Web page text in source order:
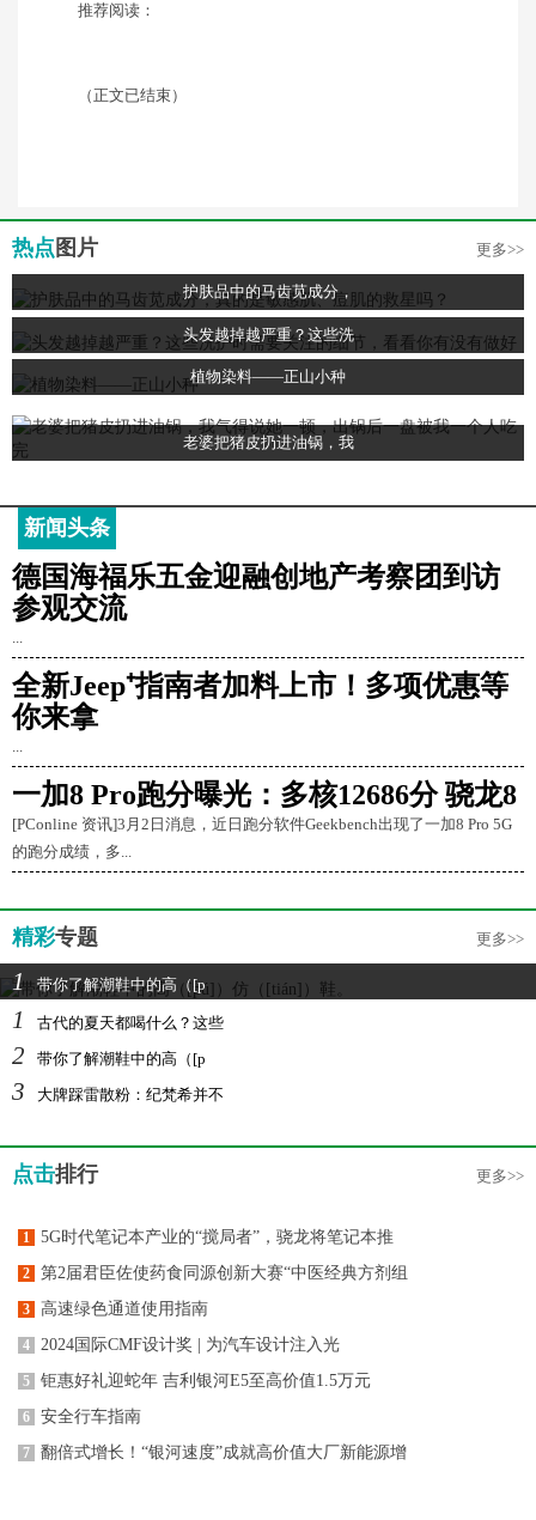
推荐阅读：
（正文已结束）
热点 图片 更多>>
护肤品中的马齿苋成分，
头发越掉越严重？这些洗
植物染料——正山小种
老婆把猪皮扔进油锅，我
新闻头条
德国海福乐五金迎融创地产考察团到访
参观交流
...
全新Jeep⁺指南者加料上市！多项优惠等
你来拿
...
一加8 Pro跑分曝光：多核12686分 骁龙8
[PConline 资讯]3月2日消息，近日跑分软件Geekbench出现了一加8 Pro 5G
的跑分成绩，多...
精彩专题 更多>>
1 带你了解潮鞋中的高（[p
1 古代的夏天都喝什么？这些
2 带你了解潮鞋中的高（[p
3 大牌踩雷散粉：纪梵希并不
点击排行 更多>>
1 5G时代笔记本产业的“搅局者”，骁龙将笔记本推
2 第2届君臣佐使药食同源创新大赛“中医经典方剂组
3 高速绿色通道使用指南
4 2024国际CMF设计奖 | 为汽车设计注入光
5 钜惠好礼迎蛇年 吉利银河E5至高价值1.5万元
6 安全行车指南
7 翻倍式增长！“银河速度”成就高价值大厂新能源增